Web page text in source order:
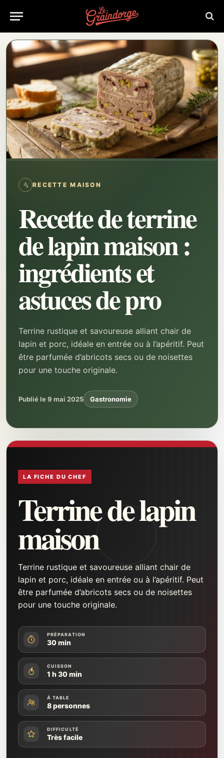
RECETTE MAISON
Recette de terrine
de lapin maison :
ingrédients et
astuces de pro
Terrine rustique et savoureuse alliant chair de
lapin et porc, idéale en entrée ou à l’apéritif. Peut
être parfumée d’abricots secs ou de noisettes
pour une touche originale.
Publié le 9 mai 2025 Gastronomie
LA FICHE DU CHEF
Terrine de lapin
maison
Terrine rustique et savoureuse alliant chair de
lapin et porc, idéale en entrée ou à l’apéritif. Peut
être parfumée d’abricots secs ou de noisettes
pour une touche originale.
PRÉPARATION
30 min
CUISSON
1 h 30 min
À TABLE
8 personnes
DIFFICULTÉ
Très facile